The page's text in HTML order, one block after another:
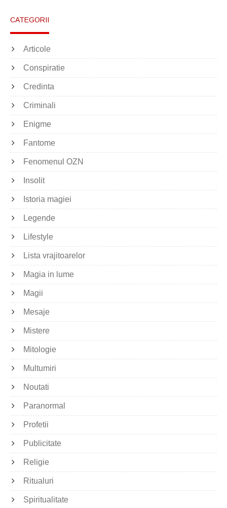
CATEGORII
Articole
Conspiratie
Credinta
Criminali
Enigme
Fantome
Fenomenul OZN
Insolit
Istoria magiei
Legende
Lifestyle
Lista vrajitoarelor
Magia in lume
Magii
Mesaje
Mistere
Mitologie
Multumiri
Noutati
Paranormal
Profetii
Publicitate
Religie
Ritualuri
Spiritualitate